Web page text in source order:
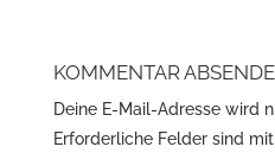
KOMMENTAR
Deine E-Mail-Adresse wird
Erforderliche Felder sind mit